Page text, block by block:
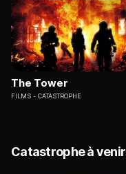
The Tower
FILMS CATASTROPHE
Catastrophe à venir